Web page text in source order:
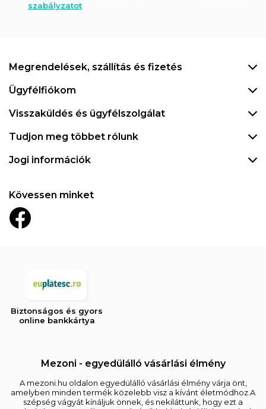
szabályzatot
Megrendelések, szállítás és fizetés
Ügyfélfiókom
Visszaküldés és ügyfélszolgálat
Tudjon meg többet rólunk
Jogi információk
Kövessen minket
Biztonságos és gyors
online bankkártya
Mezoni - egyedülálló vásárlási élmény
A mezoni.hu oldalon egyedülálló vásárlási élmény várja önt,
amelyben minden termék közelebb visz a kívánt életmódhoz.A
szépség vágyát kínáljuk önnek, és nekiláttunk, hogy ezt a